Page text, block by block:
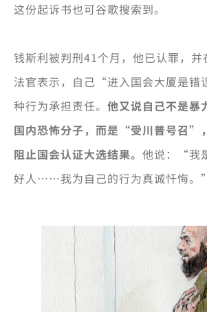
这份起诉书也可谷歌搜索到。
钱斯利被判刑41个月，他已认罪，并
法官表示，自己“进入国会大厦是错
种行为承担责任。 他又说自己不是暴
国内恐怖分子，而是“受川普号召”
阻止国会认证大选结果。 他说：“我
好人……我为自己的行为真诚忏悔。”